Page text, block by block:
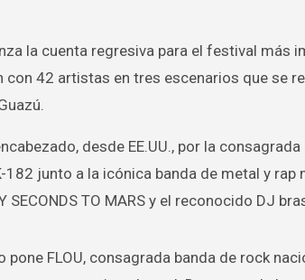
42 artistas en tres escenarios que se
desde EE.UU., por la
junto a la icónica banda de metal y rap
TO MARS y el reconocido DJ
FLOU, consagrada banda de rock